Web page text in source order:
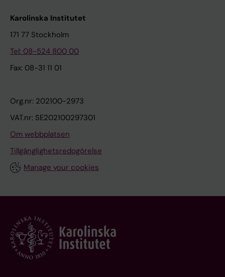
Karolinska Institutet
171 77 Stockholm
Tel: 08-524 800 00
Fax: 08-31 11 01
Org.nr: 202100-2973
VAT.nr: SE202100297301
Om webbplatsen
Tillgänglighetsredogörelse
Manage your cookies